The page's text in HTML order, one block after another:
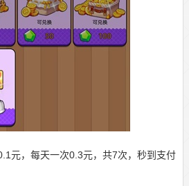
元，每天一次0.3元，共7次，秒到支付